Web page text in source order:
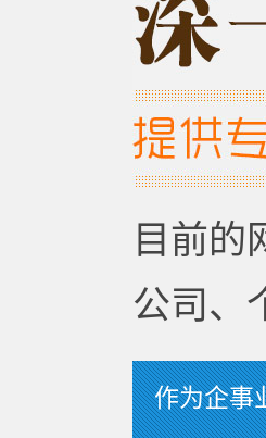
目前的
公司、
作为企事